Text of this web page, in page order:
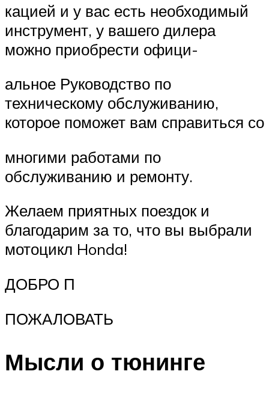
кацией и у вас есть необходимый
инструмент, у вашего дилера
можно приобрести офици-
альное Руководство по
техническому обслуживанию,
которое поможет вам справиться со
многими работами по
обслуживанию и ремонту.
Желаем приятных поездок и
благодарим за то, что вы выбрали
мотоцикл Honda!
ДОБРО П
ПОЖАЛОВАТЬ
Мысли о тюнинге